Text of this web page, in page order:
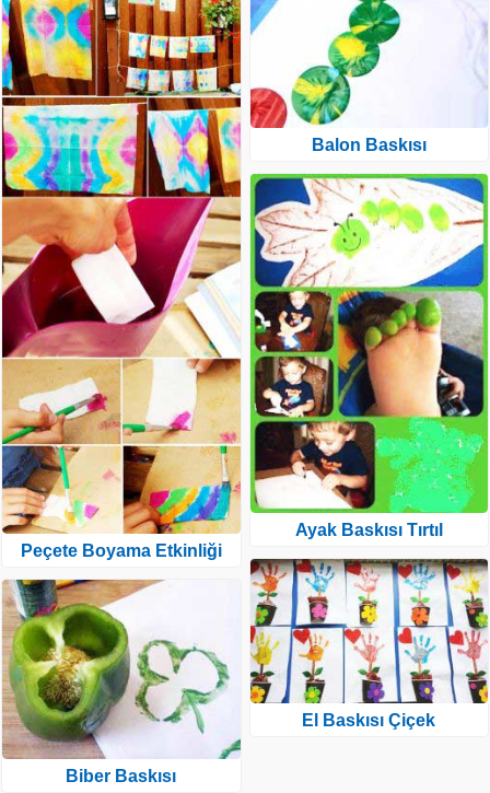
Peçete Boyama Etkinliği
Biber Baskısı
Balon Baskısı
Ayak Baskısı Tırtıl
El Baskısı Çiçek